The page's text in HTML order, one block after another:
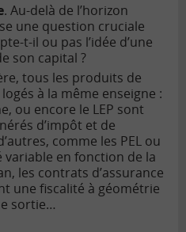
. Au-delà de l’horizon
une question cruciale
t-il ou pas l’idée d’une
son capital ?
tous les produits de
à la même enseigne :
ou encore le LEP sont
d’impôt et de
comme les PEL ou
variable en fonction de la
, les contrats d’assurance
une fiscalité à géométrie
sortie…